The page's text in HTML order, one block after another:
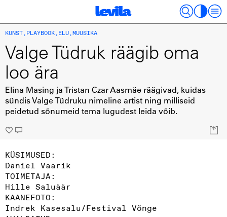
KUNST,PLAYBOOK,ELU,MUUSIKA
Valge Tüdruk räägib oma
loo ära
Elina Masing ja Tristan Czar Aasmäe räägivad, kuidas
sündis Valge Tüdruku nimeline artist ning milliseid
peidetud sõnumeid tema lugudest leida võib.
KÜSIMUSED:
Daniel Vaarik
TOIMETAJA:
Hille Saluäär
KAANEFOTO:
Indrek Kasesalu/Festival Võnge